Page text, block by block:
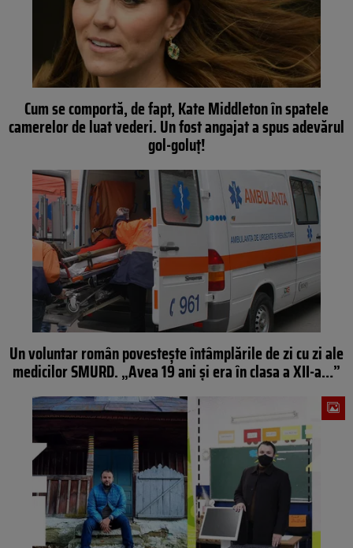
Cum se comportă, de fapt, Kate Middleton în spatele
camerelor de luat vederi. Un fost angajat a spus adevărul
gol-goluț!
Un voluntar român povestește întâmplările de zi cu zi ale
medicilor SMURD. „Avea 19 ani și era în clasa a XII-a…”